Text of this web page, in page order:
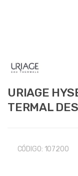
URIAGE
TERMAL
CÓDIGO: 107200